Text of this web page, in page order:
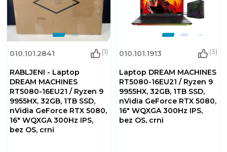
010.101.2841 (1)
RABLJENI - Laptop
DREAM MACHINES
RT5080-16EU21 / Ryzen 9
9955HX, 32GB, 1TB SSD,
nVidia GeForce RTX 5080,
16" WQXGA 300Hz IPS,
bez OS, crni
010.101.1913 (3)
Laptop DREAM MACHINES
RT5080-16EU21 / Ryzen 9
9955HX, 32GB, 1TB SSD,
nVidia GeForce RTX 5080,
16" WQXGA 300Hz IPS,
bez OS, crni